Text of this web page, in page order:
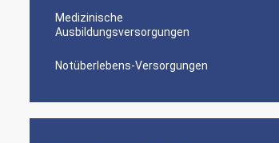
Medizinische
Ausbildungsversorgungen
Notüberlebens-Versorgungen